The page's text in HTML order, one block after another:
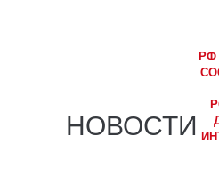
НОВОСТИ
РФ